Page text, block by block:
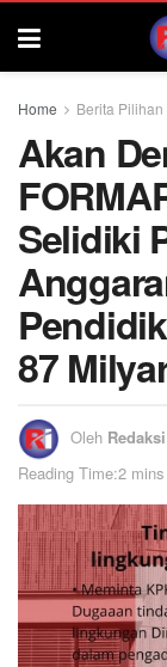
Home Berita Pilihan
Akan
Selidiki
87
Oleh Redaksi
Reading Time:2